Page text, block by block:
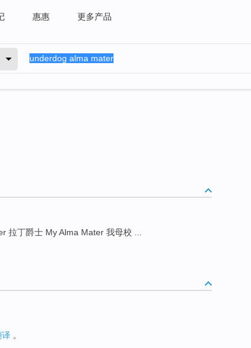
惠惠 更多产品
拉丁爵士 My Alma Mater 我母校 ...
译 。